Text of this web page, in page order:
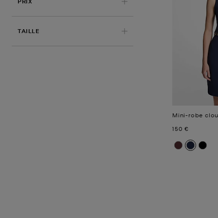
TAILLE
Mini-robe
Prix actuel
150 €